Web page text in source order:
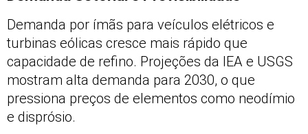
Demanda por ímãs para veículos elétricos e
turbinas eólicas cresce mais rápido que
capacidade de refino. Projeções da IEA e USGS
mostram alta demanda para 2030, o que
pressiona preços de elementos como neodímio
e disprósio.